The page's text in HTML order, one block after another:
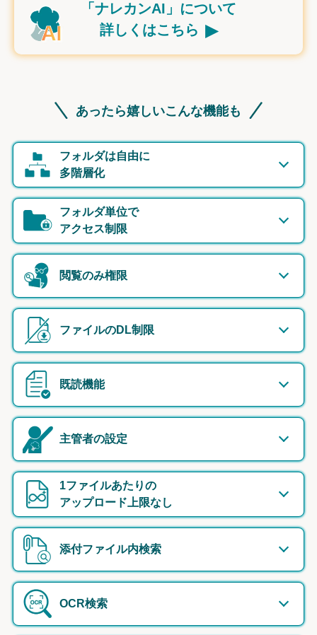
「ナレカンAI」について
詳しくはこちら ▸
あったら嬉しいこんな機能も
フォルダは自由に
多階層化
フォルダ単位で
アクセス制限
閲覧のみ権限
ファイルのDL制限
既読機能
主管者の設定
1ファイルあたりの
アップロード上限なし
添付ファイル内検索
OCR検索